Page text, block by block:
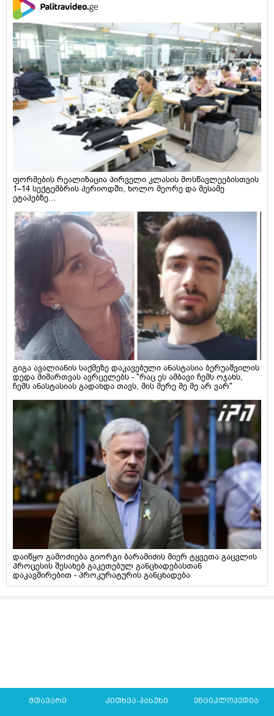
ფორმების რეალიზაცია პირველი კლასის მოსწავლეებისთვის
1–14 სექტემბრის პერიოდში, ხოლო მეორე და მესამე
ეტაპებზე...
გიგა ავალიანის საქმეზე დაკავებული ანასტასია ბერუაშვილის
დედა მიმართვას ავრცელებს - "რაც ეს ამბავი ჩემს ოჯახს,
ჩემს ანასტასიას გადახდა თავს, მის მერე მე მე არ ვარ"
დაიწყო გამოძიება გიორგი ბარამიძის მიერ ტყვეთა გაცვლის
პროცესის შესახებ გაკეთებულ განცხადებასთან
დაკავშირებით - პროკურატურის განცხადება
მთავარი კითხვა-პასუხი ენციკლოპედია